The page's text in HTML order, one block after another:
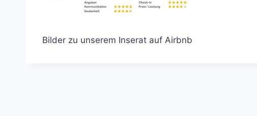
Bilder zu unserem Inserat auf Airbnb